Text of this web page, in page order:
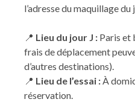
l’adresse du maquillage du
📍 Lieu du jour J : Paris et
frais de déplacement
d’autres destinations).
📍 Lieu de l’essai :À
réservation.